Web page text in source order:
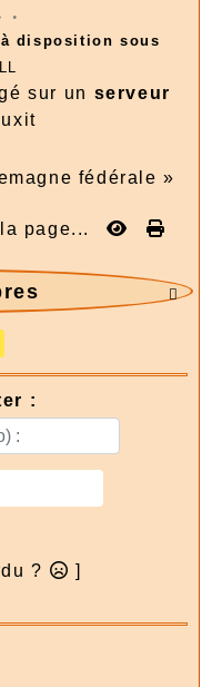
.
disposition sous
sur un serveur
fédérale »
page...

:
? ]